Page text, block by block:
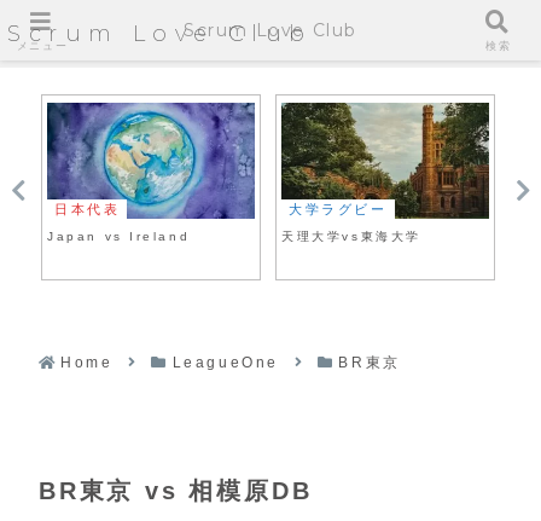
Scrum Love Club
日本代表
Japan vs Ireland
大学ラグビー
天理大学vs東海大学
Home LeagueOne BR東京
BR東京 vs 相模原DB
メニュー
Scrum Love Club
検索